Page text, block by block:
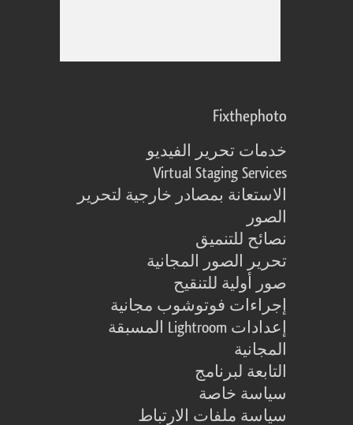
Fixthephoto
خدمات تحرير الفيديو
Virtual Staging Services
الاستعانة بمصادر خارجية لتحرير
الصور
نصائح للتنميق
تحرير الصور المجانية
صور أولية للتنقيح
إجراءات فوتوشوب مجانية
إعدادات Lightroom المسبقة
المجانية
التابعة لبرنامج
سياسة خاصة
سياسة ملفات الارتباط